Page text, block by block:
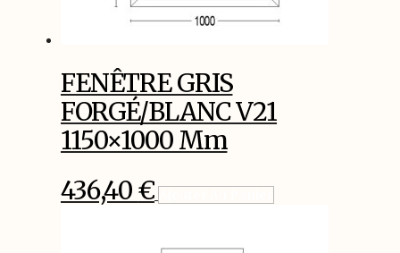
FENÊTRE GRIS
FORGÉ/BLANC V21
1150×1000 Mm
436,40€